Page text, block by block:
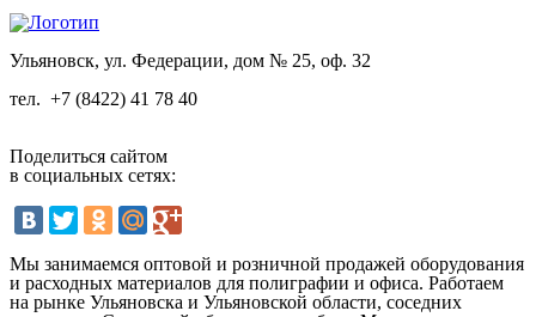
Ульяновск, ул. Федерации, дом № 25, оф. 32
тел. +7 (8422) 41 78 40
Поделиться сайтом
в социальных сетях:
Мы занимаемся оптовой и розничной продажей оборудования
и расходных материалов для полиграфии и офиса. Работаем
на рынке Ульяновска и Ульяновской области, соседних